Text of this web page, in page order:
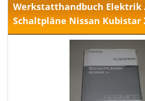
Werkstatthandbuch Elektrik
Schaltpläne Nissan Kubistar